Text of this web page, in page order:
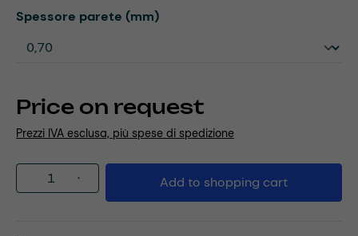
Price on request
Prezzi IVA esclusa, più spese di spedizione
Select
Spessore parete (mm)
Product Quantity: Enter the desired
Add to shopping cart